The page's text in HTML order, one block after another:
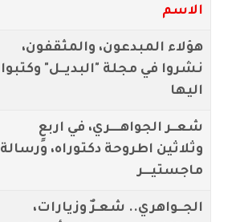
الاسم
هؤلاء المبدعون، والمثقفون،
نشروا في مجلة "البديــل" وكتبوا
اليها
شعــر الجواهــــري، في اربعٍ
وثلاثين اطروحة دكتوراه، ورسالة
ماجستيـــر
الجــواهري.. شعـرٌ وزيارات،